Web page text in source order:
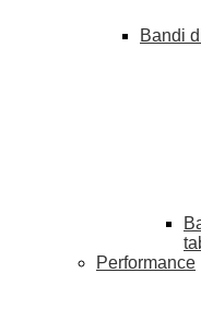
Bandi
Performance